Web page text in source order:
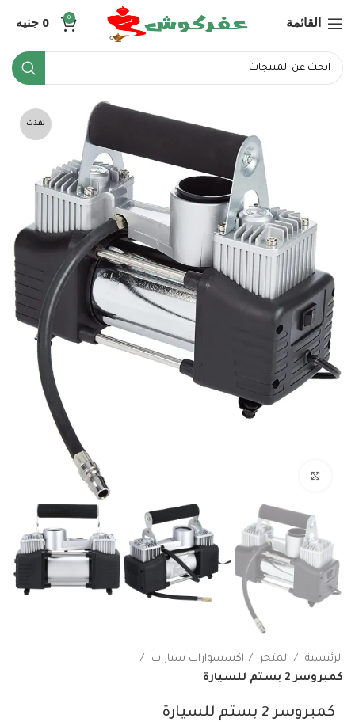
القائمة 0
0جنيه
نفذت
الرئيسية المتجر
اكسسوارات سيارات
كمبروسر 2 بستم للسيارة
كمبروسر 2 بستم للسيارة